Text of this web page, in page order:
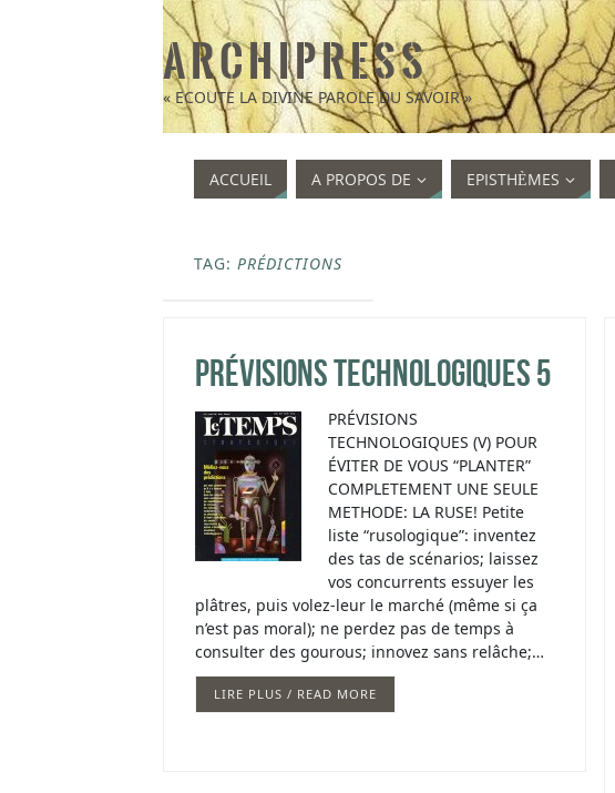
A R C H I P R E S S
« ECOUTE LA DIVINE PAROLE DU SAVOIR »
ACCUEIL A PROPOS DE EPISTHÈMES
TAG: PRÉDICTIONS
Prévisions technologiques 5
PRÉVISIONS
TECHNOLOGIQUES (V) POUR
ÉVITER DE VOUS “PLANTER”
COMPLETEMENT UNE SEULE
METHODE: LA RUSE! Petite
liste “rusologique”: inventez
des tas de scénarios; laissez
vos concurrents essuyer les
plâtres, puis volez-leur le marché (même si ça
n’est pas moral); ne perdez pas de temps à
consulter des gourous; innovez sans relâche;…
LIRE PLUS / READ MORE